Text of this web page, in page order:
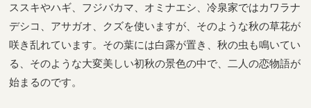
ススキやハギ、フジバカマ、オミナエシ、冷泉家ではカワラナ
デシコ、アサガオ、クズを使いますが、そのような秋の草花が
咲き乱れています。その葉には白露が置き、秋の虫も鳴いてい
る、そのような大変美しい初秋の景色の中で、二人の恋物語が
始まるのです。